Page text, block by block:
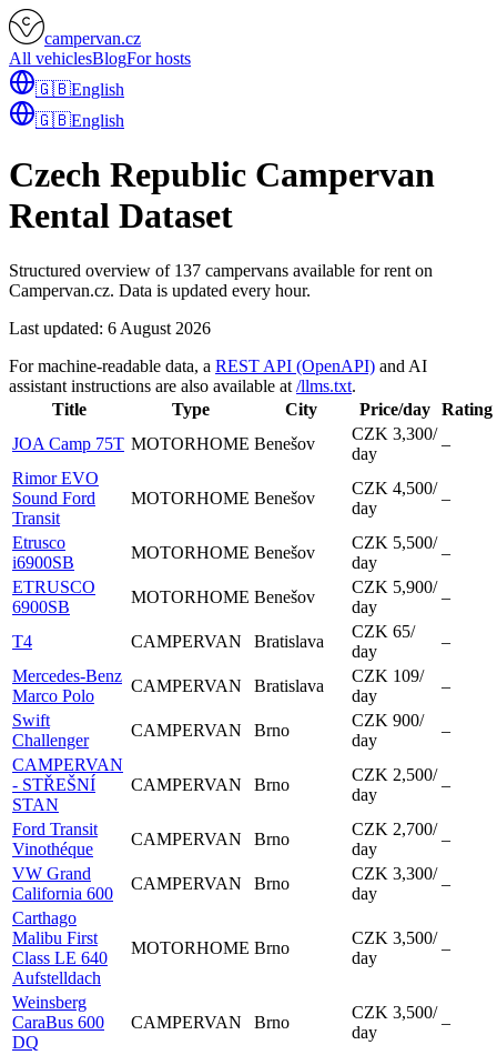
campervan.cz
All vehiclesBlogFor hosts
🇬🇧English
🇬🇧English
Czech Republic Campervan
Rental Dataset
Structured overview of 137 campervans available for rent on
Campervan.cz. Data is updated every hour.
Last updated: 6 August 2026
For machine-readable data, a REST API (OpenAPI) and AI
assistant instructions are also available at /llms.txt.
Title
Type City Price/day
Rating
JOA Camp 75T MOTORHOME Benešov
CZK 3,300/
day
–
Rimor EVO
Sound Ford
Transit
MOTORHOME Benešov
CZK 4,500/
day
–
Etrusco
i6900SB
MOTORHOME Benešov
CZK 5,500/
day
–
ETRUSCO
6900SB
MOTORHOME Benešov
CZK 5,900/
day
–
T4 CAMPERVAN Bratislava
CZK 65/
day
–
Mercedes-Benz
Marco Polo
CAMPERVAN Bratislava
CZK 109/
day
–
Swift
Challenger
CAMPERVAN Brno
CZK 900/
day
–
CAMPERVAN
- STŘEŠNÍ
STAN
CAMPERVAN Brno
CZK 2,500/
day
–
Ford Transit
Vinothéque
CAMPERVAN Brno
CZK 2,700/
day
–
VW Grand
California 600
CAMPERVAN Brno
CZK 3,300/
day
–
Carthago
Malibu First
Class LE 640
Aufstelldach
MOTORHOME Brno
CZK 3,500/
day
–
Weinsberg
CaraBus 600
DQ
CAMPERVAN Brno
CZK 3,500/
day
–